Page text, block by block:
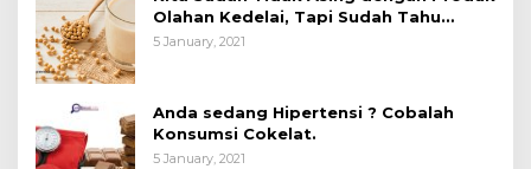
Olahan Kedelai, Tapi Sudah Tahu
Manfaatnya untuk Kesehatan?
5 January, 2021
Anda sedang Hipertensi ? Cobalah
Konsumsi Cokelat.
5 January, 2021